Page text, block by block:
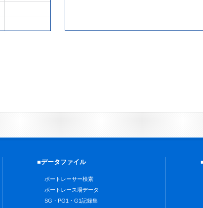
■データファイル
ボートレーサー検索
ボートレース場データ
SG・PG1・G1記録集